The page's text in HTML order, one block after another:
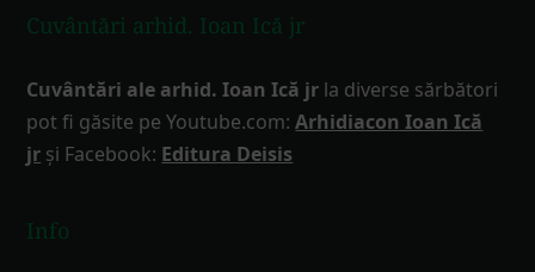
Cuvântări arhid. Ioan Ică jr
Cuvântări ale arhid. Ioan Ică jr la diverse sărbători
pot fi găsite pe Youtube.com:Arhidiacon Ioan Ică
jr și Facebook: Editura Deisis
Info